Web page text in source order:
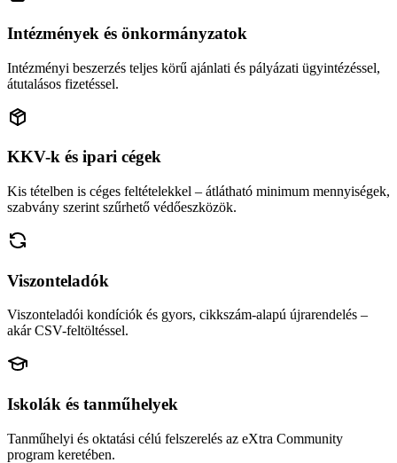
Intézmények és önkormányzatok
Intézményi beszerzés teljes körű ajánlati és pályázati ügyintézéssel,
átutalásos fizetéssel.
KKV-k és ipari cégek
Kis tételben is céges feltételekkel – átlátható minimum mennyiségek,
szabvány szerint szűrhető védőeszközök.
Viszonteladók
Viszonteladói kondíciók és gyors, cikkszám-alapú újrarendelés –
akár CSV-feltöltéssel.
Iskolák és tanműhelyek
Tanműhelyi és oktatási célú felszerelés az eXtra Community
program keretében.